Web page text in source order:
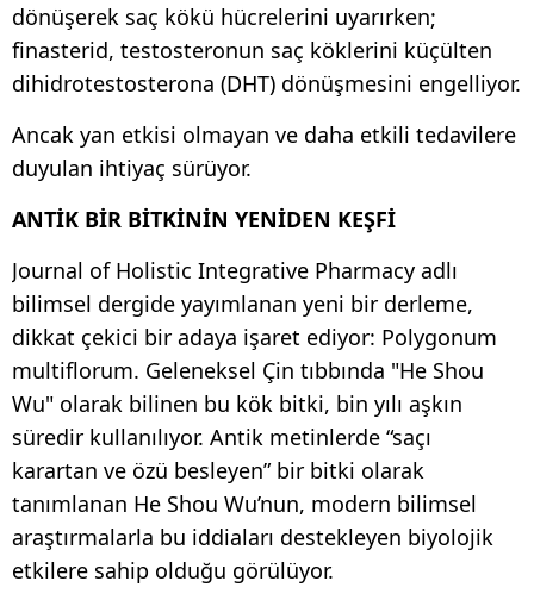
dönüşerek saç kökü hücrelerini uyarırken;
finasterid, testosteronun saç köklerini küçülten
dihidrotestosterona (DHT) dönüşmesini engelliyor.
Ancak yan etkisi olmayan ve daha etkili tedavilere
duyulan ihtiyaç sürüyor.
ANTİK BİR BİTKİNİN YENİDEN KEŞFİ
Journal of Holistic Integrative Pharmacy adlı
bilimsel dergide yayımlanan yeni bir derleme,
dikkat çekici bir adaya işaret ediyor: Polygonum
multiflorum. Geleneksel Çin tıbbında "He Shou
Wu" olarak bilinen bu kök bitki, bin yılı aşkın
süredir kullanılıyor. Antik metinlerde “saçı
karartan ve özü besleyen” bir bitki olarak
tanımlanan He Shou Wu’nun, modern bilimsel
araştırmalarla bu iddiaları destekleyen biyolojik
etkilere sahip olduğu görülüyor.